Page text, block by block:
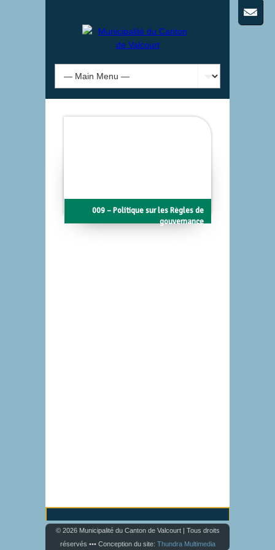
009 – Politique sur les Règles de
gouvernance
© 2026 Municipalité du Canton de Valcourt | Tous droits
réservés ••• Conception du site: Thundra Multimedia